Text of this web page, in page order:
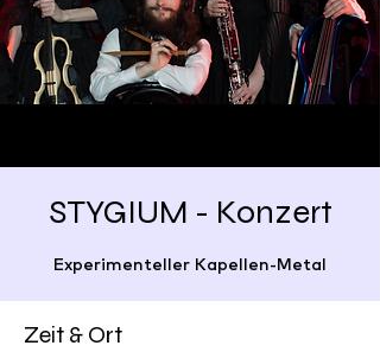
STYGIUM - Konzert
Experimenteller Kapellen-Metal
Zeit & Ort